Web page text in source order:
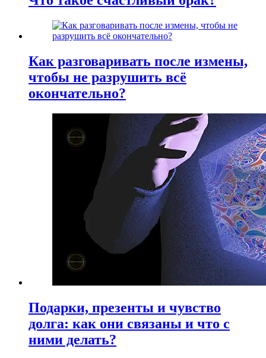
Как разговаривать после измены,
чтобы не разрушить всё
окончательно?
Подарки, презенты и чувство
долга: как они связаны и что с
ними делать?